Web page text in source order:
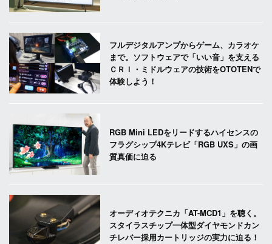
フルデジタルアンプからゲーム、カラオケ
まで。ソフトウェアで「いい音」を支える
ＣＲＩ・ミドルウェアの技術をOTOTENで
体験しよう！
RGB Mini LEDをリードするハイセンスの
フラグシップ4Kテレビ「RGB UXS」の画
質真価に迫る
オーディオテクニカ「AT-MCD1」を聴く。
スタイラスチップ一体型ダイヤモンドカン
チレバー採用カートリッジの実力に迫る！